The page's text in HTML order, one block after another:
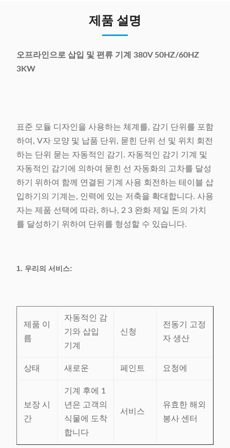
제품 설명
오프라인으로 삽입 및 편류 기계 380V 50HZ/60HZ
3KW
표준 모듈 디자인을 사용하는 체계를, 감기 단위를 포함
하여, V자 모양 및 납품 단위, 묻힌 단위 선 및 위치 회전
하는 단위 묻는 자동적인 감기. 자동적인 감기 기계 및
자동적인 감기에 의하여 묻힌 선 자동화의 고차를 달성
하기 위하여 함께 연결된 기계 사용 회전하는 테이블 삽
입하기의 기계는, 인력에 있는 저축을 확대합니다. 사용
자는 제품 선택에 따라, 하나, 2 3 완화 제일 돈의 가치
를 달성하기 위하여 단위를 형성할 수 있습니다.
1. 우리의 서비스:
제품 이
름
자동적인 감
기와 삽입
기계
신청
전동기 고정
자 생산
상태 새로운 페인트 요청에
보장 시
간
기계 후에 1
년은 고객의
식물에 도착
합니다
서비스
유효한 해외
봉사 센터